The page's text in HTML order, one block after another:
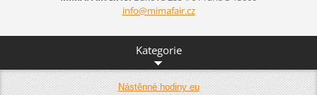
info@mimafair.cz
Kategorie
Nástěnné hodiny eu